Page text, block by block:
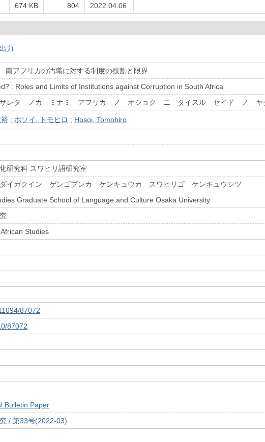
674 KB 804 2022.04.06
力
南アフリカの汚職に対する制度の役割と限界
: Roles and Limits of Institutions against Corruption in South Africa
レタ ノカ ミナミ アフリカ ノ オショク ニ タイスル セイド ノ ヤ
; ホソイ, トモヒロ ; Hosoi, Tomohiro
研究科 スワヒリ語研究室
イガクイン ゲンゴブンカ ケンキュウカ スワヒリゴ ケンキュウシツ
Graduate School of Language and Culture Osaka University
Studies
87072
87072
Bulletin Paper
/ 第33号(2022-03)